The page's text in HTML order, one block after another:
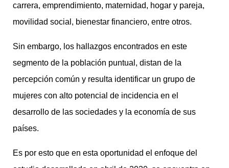
carrera, emprendimiento, maternidad, hogar y pareja,
movilidad social, bienestar financiero, entre otros.
Sin embargo, los hallazgos encontrados en este
segmento de la población puntual, distan de la
percepción común y resulta identificar un grupo de
mujeres con alto potencial de incidencia en el
desarrollo de las sociedades y la economía de sus
países.
Es por esto que en esta oportunidad el enfoque del